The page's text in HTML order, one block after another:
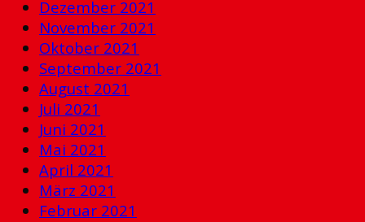
Dezember 2021
November 2021
Oktober 2021
September 2021
August 2021
Juli 2021
Juni 2021
Mai 2021
April 2021
März 2021
Februar 2021